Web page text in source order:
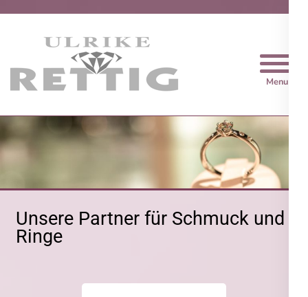
Trauringe Rettig
Unsere Partner für Schmuck und
Ringe